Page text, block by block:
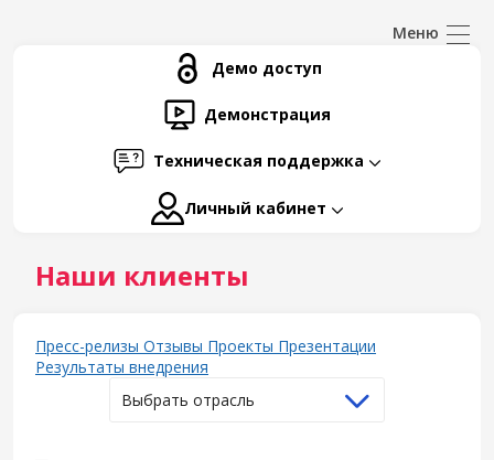
Демо доступ
Демонстрация
Техническая поддержка
Личный кабинет
Наши клиенты
Пресс-релизы Отзывы Проекты Презентации
Результаты внедрения
Выбрать отрасль